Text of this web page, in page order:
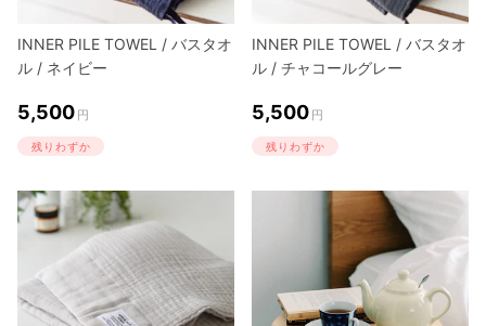
INNER PILE TOWEL / バスタオ
ル / ネイビー
5,500 円
残りわずか
INNER PILE TOWEL / バスタオ
ル / チャコールグレー
5,500 円
残りわずか